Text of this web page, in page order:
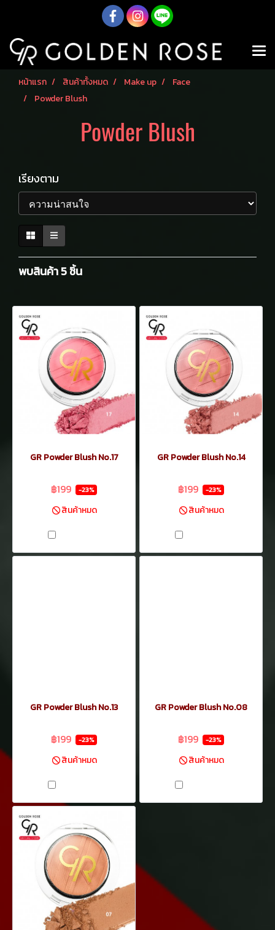
หน้าแรก สินค้าทั้งหมด Make up
Face
Powder Blush
Powder Blush
เรียงตาม
พบสินค้า 5 ชิ้น
GR Powder Blush No.17
฿199 -23%
สินค้าหมด
GR Powder Blush No.14
฿199 -23%
สินค้าหมด
GR Powder Blush No.13
฿199 -23%
สินค้าหมด
GR Powder Blush No.08
฿199 -23%
สินค้าหมด